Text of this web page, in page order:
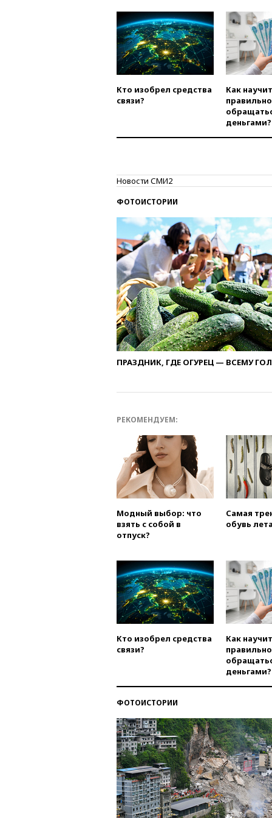
Кто изобрел средства
связи?
Как
правильно
деньгами?
Новости СМИ2
ФОТОИСТОРИИ
ПРАЗДНИК, ГДЕ ОГУРЕЦ — ВСЕМУ
РЕКОМЕНДУЕМ:
Модный выбор: что
взять с собой в
отпуск?
Самая
обувь
Кто изобрел средства
связи?
Как
правильно
деньгами?
ФОТОИСТОРИИ